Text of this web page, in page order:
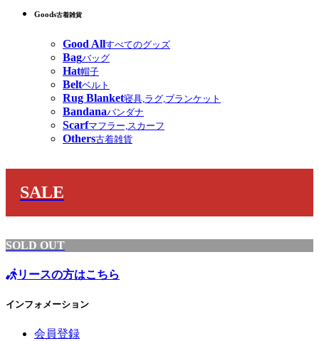
Goods古着雑貨
Good Allすべてのグッズ
Bagバッグ
Hat帽子
Beltベルト
Rug Blanket寝具,ラグ,ブランケット
Bandanaバンダナ
Scarfマフラー,スカーフ
Others古着雑貨
SALE
SOLD OUT
リースの方はこちら
インフォメーション
会員登録